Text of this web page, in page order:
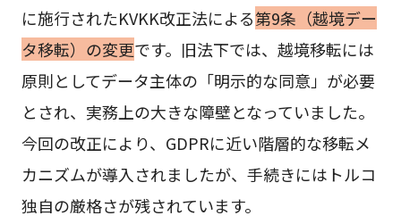
に施行されたKVKK改正法による第9条（越境デー
タ移転）の変更です。旧法下では、越境移転には
原則としてデータ主体の「明示的な同意」が必要
とされ、実務上の大きな障壁となっていました。
今回の改正により、GDPRに近い階層的な移転メ
カニズムが導入されましたが、手続きにはトルコ
独自の厳格さが残されています。